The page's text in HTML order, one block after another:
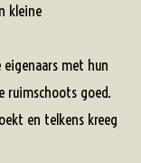
kleine
met hun
ruimschoots goed.
en telkens kreeg